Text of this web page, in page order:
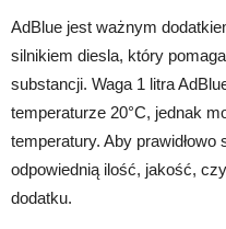
AdBlue jest ważnym
silnikiem diesla, który
substancji. Waga 1 litra
temperaturze 20°C, jednak
temperatury. Aby
odpowiednią ilość, jakość,
dodatku.